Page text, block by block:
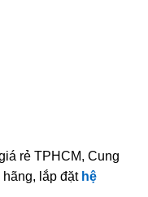
rẻ TPHCM, Cung
lắp đặt hệ